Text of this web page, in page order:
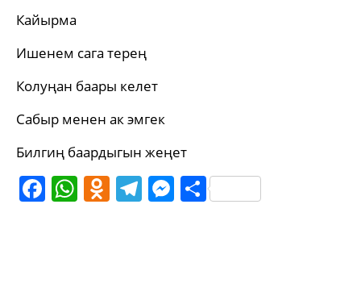
Кайырма
Ишенем сага терең
Колуңан баары келет
Сабыр менен ак эмгек
Билгиң баардыгын жеңет
Facebook
WhatsApp
Odnoklassniki
Telegram
Messenger
Share